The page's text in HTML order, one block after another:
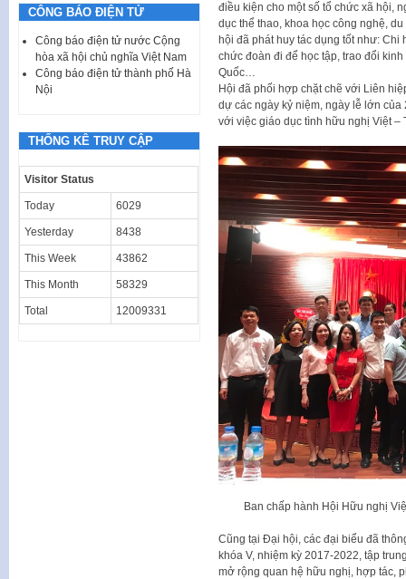
điều kiện cho một số tổ chức xã hội,
dục thể thao, khoa học công nghệ,
hội đã phát huy tác dụng tốt như:
chức đoàn đi để học tập, trao đổi
Quốc…
Hội đã phối hợp chặt chẽ với Liên
dự các ngày kỷ niệm, ngày lễ lớn
với việc giáo dục tình hữu nghị Việt
Ban chấp hành Hội Hữu nghị
Cũng tại Đại hội, các đại biểu đã
khóa V, nhiệm kỳ 2017-2022, tập
mở rộng quan hệ hữu nghị, hợp tác,
CÔNG BÁO ĐIỆN TỬ
Công báo điện tử nước Cộng
hòa xã hội chủ nghĩa Việt Nam
Công báo điện tử thành phố Hà
Nội
THỐNG KÊ TRUY CẬP
Visitor Status
Today 6029
Yesterday 8438
This Week 43862
This Month 58329
Total 12009331